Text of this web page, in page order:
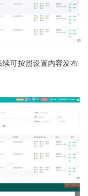
可按照设置内容发布